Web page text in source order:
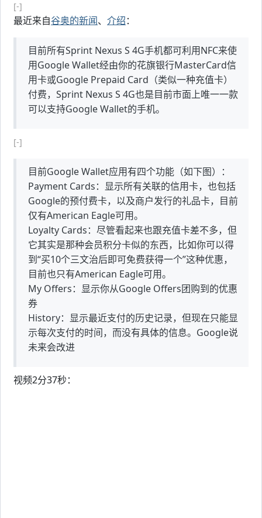
[-]
最近来自谷奥的新闻、 介绍：
目前所有Sprint Nexus S 4G手机都可利用NFC来使
用Google Wallet经由你的花旗银行MasterCard信
用卡或Google Prepaid Card（类似一种充值卡）
付费，Sprint Nexus S 4G也是目前市面上唯一一款
可以支持Google Wallet的手机。
[-]
目前Google Wallet应用有四个功能（如下图）：
Payment Cards：显示所有关联的信用卡，也包括
Google的预付费卡，以及商户发行的礼品卡，目前
仅有American Eagle可用。
Loyalty Cards：尽管看起来也跟充值卡差不多，但
它其实是那种会员积分卡似的东西，比如你可以得
到“买10个三文治后即可免费获得一个”这种优惠，
目前也只有American Eagle可用。
My Offers：显示你从Google Offers团购到的优惠
券
History：显示最近支付的历史记录，但现在只能显
示每次支付的时间，而没有具体的信息。Google说
未来会改进
视频2分37秒：